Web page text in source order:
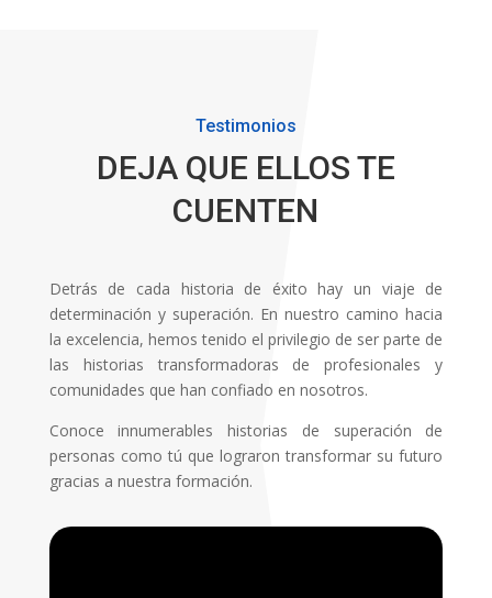
Testimonios
DEJA QUE ELLOS TE
CUENTEN
Detrás de cada historia de éxito hay un viaje de
determinación y superación. En nuestro camino hacia
la excelencia, hemos tenido el privilegio de ser parte de
las historias transformadoras de profesionales y
comunidades que han confiado en nosotros.
Conoce innumerables historias de superación de
personas como tú que lograron transformar su futuro
gracias a nuestra formación.